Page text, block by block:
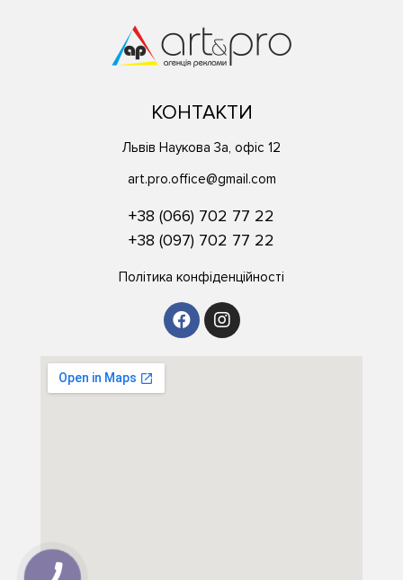
КОНТАКТИ
Львів Наукова 3а, офіс 12
art.pro.office@gmail.com
+38 (066) 702 77 22
+38 (097) 702 77 22
Політика конфіденційності